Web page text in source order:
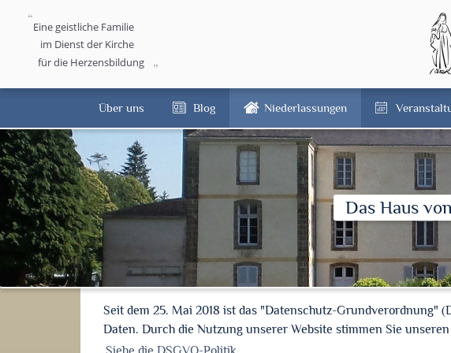
Eine geistliche Familie
im Dienst der Kirche
für die Herzensbildung
Über uns Blog Niederlassungen
Das Haus
Seit dem 25. Mai 2018 ist das "Datenschutz-Grundverordnung"
Daten. Durch die Nutzung unserer Website stimmen Sie